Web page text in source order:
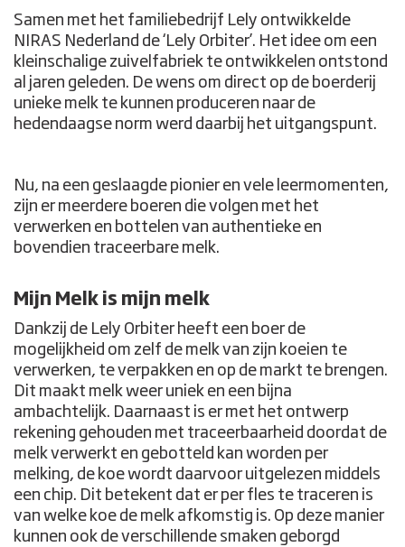
Samen met het familiebedrijf Lely ontwikkelde
NIRAS Nederland de ‘Lely Orbiter’. Het idee om een
kleinschalige zuivelfabriek te ontwikkelen ontstond
al jaren geleden. De wens om direct op de boerderij
unieke melk te kunnen produceren naar de
hedendaagse norm werd daarbij het uitgangspunt.
Nu, na een geslaagde pionier en vele leermomenten,
zijn er meerdere boeren die volgen met het
verwerken en bottelen van authentieke en
bovendien traceerbare melk.
Mijn Melk is mijn melk
Dankzij de Lely Orbiter heeft een boer de
mogelijkheid om zelf de melk van zijn koeien te
verwerken, te verpakken en op de markt te brengen.
Dit maakt melk weer uniek en een bijna
ambachtelijk. Daarnaast is er met het ontwerp
rekening gehouden met traceerbaarheid doordat de
melk verwerkt en gebotteld kan worden per
melking, de koe wordt daarvoor uitgelezen middels
een chip. Dit betekent dat er per fles te traceren is
van welke koe de melk afkomstig is. Op deze manier
kunnen ook de verschillende smaken geborgd